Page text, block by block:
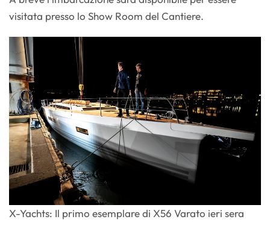
visitata presso lo Show Room del Cantiere.
X-Yachts: Il primo esemplare di X56 Varato ieri sera